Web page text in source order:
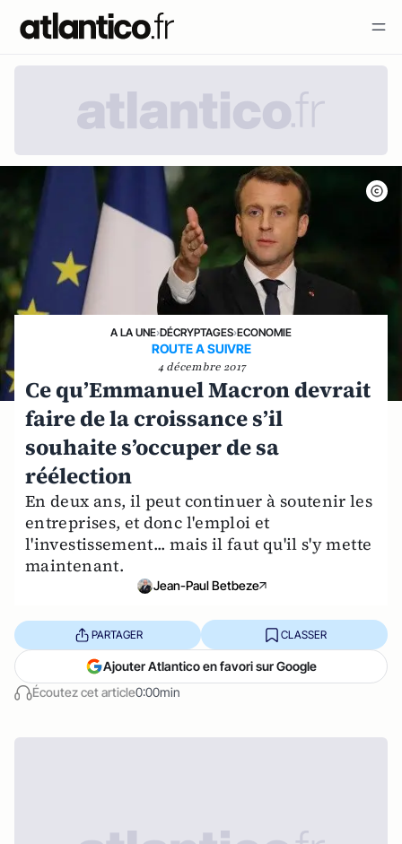
A LA UNE›DÉCRYPTAGES›ECONOMIE
ROUTE A SUIVRE
4 décembre 2017
Ce qu’Emmanuel Macron devrait
faire de la croissance s’il
souhaite s’occuper de sa
réélection
En deux ans, il peut continuer à soutenir les
entreprises, et donc l'emploi et
l'investissement... mais il faut qu'il s'y mette
maintenant.
Jean-Paul Betbeze
Écoutez cet article0:00min
PARTAGER CLASSER
Ajouter Atlantico en favori sur Google